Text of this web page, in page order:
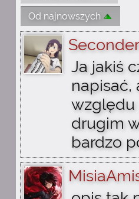
Od najnowszych
Seconder
Ja jakiś
napisać,
względu
drugim
bardzo